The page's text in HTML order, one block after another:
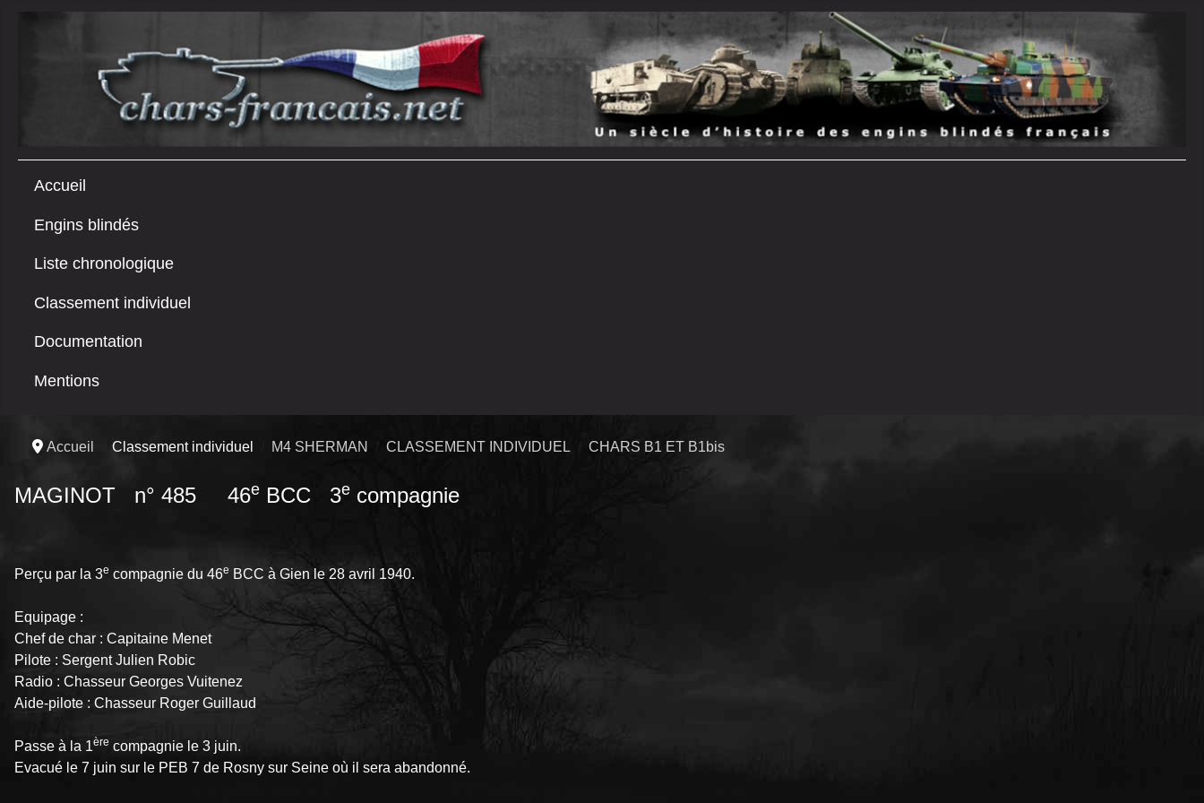
Accueil
Engins blindés
Liste chronologique
Classement individuel
Documentation
Mentions
Accueil Classement individuel M4 SHERMAN CLASSEMENT INDIVIDUEL CHARS B1 ET B1bis
MAGINOT n° 485 46e BCC 3e compagnie
Perçu par la 3e compagnie du 46e BCC à Gien le 28 avril 1940.
Equipage :
Chef de char : Capitaine Menet
Pilote : Sergent Julien Robic
Radio : Chasseur Georges Vuitenez
Aide-pilote : Chasseur Roger Guillaud
Passe à la 1ère compagnie le 3 juin.
Evacué le 7 juin sur le PEB 7 de Rosny sur Seine où il sera abandonné.